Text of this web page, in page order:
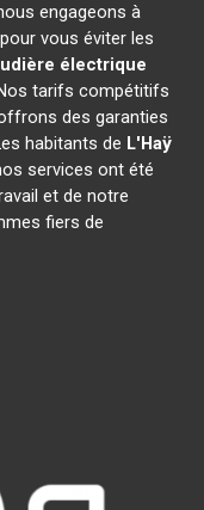
engageons à
vous éviter les
électrique
tarifs compétitifs
des garanties
habitants de L'Haÿ
services ont été
et de notre
fiers de